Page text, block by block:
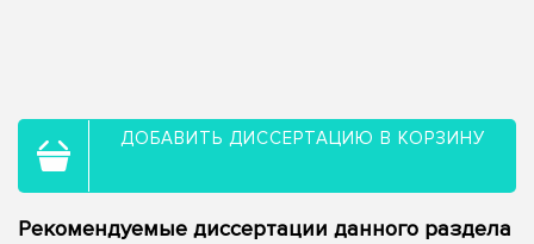
ДОБАВИТЬ ДИССЕРТАЦИЮ В КОРЗИНУ
Рекомендуемые диссертации данного раздела